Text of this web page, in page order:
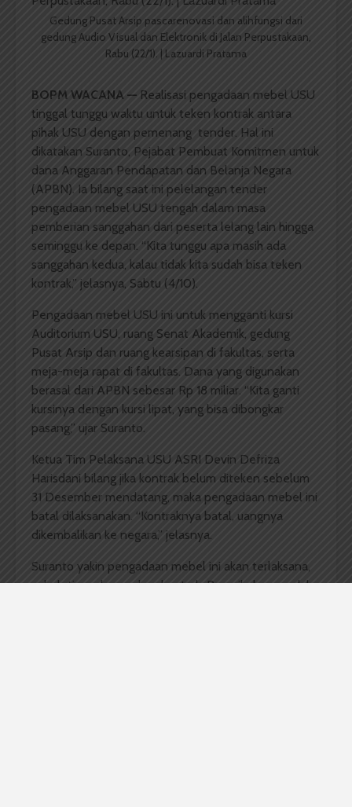
Gedung Pusat Arsip pascarenovasi dan alihfungsi dari
gedung Audio Visual dan Elektronik di Jalan Perpustakaan,
Rabu (22/1). | Lazuardi Pratama
BOPM WACANA — Realisasi pengadaan mebel USU
tinggal tunggu waktu untuk teken kontrak antara
pihak USU dengan pemenang tender. Hal ini
dikatakan Suranto, Pejabat Pembuat Komitmen untuk
dana Anggaran Pendapatan dan Belanja Negara
(APBN). Ia bilang saat ini pelelangan tender
pengadaan mebel USU tengah dalam masa
pemberian sanggahan dari peserta lelang lain hingga
seminggu ke depan. “Kita tunggu apa masih ada
sanggahan kedua, kalau tidak kita sudah bisa teken
kontrak,” jelasnya, Sabtu (4/10).
Pengadaan mebel USU ini untuk mengganti kursi
Auditorium USU, ruang Senat Akademik, gedung
Pusat Arsip dan ruang kearsipan di fakultas, serta
meja-meja rapat di fakultas. Dana yang digunakan
berasal dari APBN sebesar Rp 18 miliar. “Kita ganti
kursinya dengan kursi lipat, yang bisa dibongkar
pasang,” ujar Suranto.
Ketua Tim Pelaksana USU ASRI Devin Defriza
Harisdani bilang jika kontrak belum diteken sebelum
31 Desember mendatang, maka pengadaan mebel ini
batal dilaksanakan. “Kontraknya batal, uangnya
dikembalikan ke negara,” jelasnya.
Suranto yakin pengadaan mebel ini akan terlaksana,
sebab tinggal meneken kontrak. Pun pihaknya sudah